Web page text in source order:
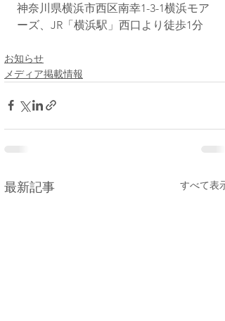
神奈川県横浜市西区南幸1-3-1横浜モア
ーズ、JR「横浜駅」西口より徒歩1分
お知らせ
メディア掲載情報
最新記事 すべて表示